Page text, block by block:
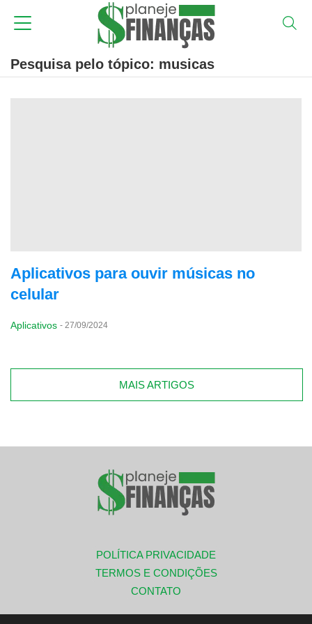
Pesquisa pelo tópico: musicas
Aplicativos para ouvir músicas no
celular
Aplicativos - 27/09/2024
MAIS ARTIGOS
POLÍTICA PRIVACIDADE
TERMOS E CONDIÇÕES
CONTATO